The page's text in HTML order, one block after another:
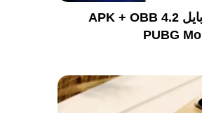
تحميل تحديث ببجي موبايل 4.2 APK + OBB